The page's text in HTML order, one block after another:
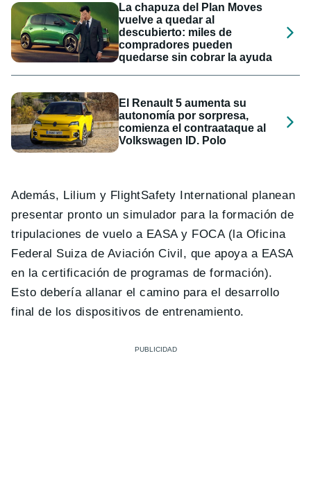
La chapuza del Plan Moves
vuelve a quedar al
descubierto: miles de
compradores pueden
quedarse sin cobrar la ayuda
El Renault 5 aumenta su
autonomía por sorpresa,
comienza el contraataque al
Volkswagen ID. Polo
Además, Lilium y FlightSafety International planean
presentar pronto un simulador para la formación de
tripulaciones de vuelo a EASA y FOCA (la Oficina
Federal Suiza de Aviación Civil, que apoya a EASA
en la certificación de programas de formación).
Esto debería allanar el camino para el desarrollo
final de los dispositivos de entrenamiento.